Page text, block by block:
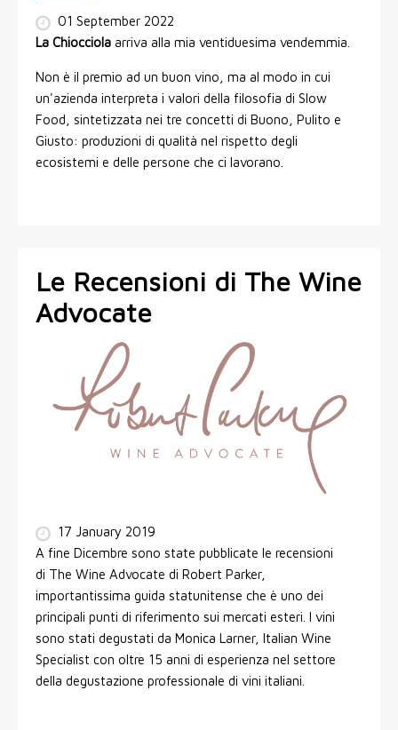
01 September 2022
La Chiocciola arriva alla mia ventiduesima vendemmia.
Non è il premio ad un buon vino, ma al modo in cui
un'azienda interpreta i valori della filosofia di Slow
Food, sintetizzata nei tre concetti di Buono, Pulito e
Giusto: produzioni di qualità nel rispetto degli
ecosistemi e delle persone che ci lavorano.
Le Recensioni di The Wine
Advocate
17 January 2019
A fine Dicembre sono state pubblicate le recensioni
di The Wine Advocate di Robert Parker,
importantissima guida statunitense che è uno dei
principali punti di riferimento sui mercati esteri. I vini
sono stati degustati da Monica Larner, Italian Wine
Specialist con oltre 15 anni di esperienza nel settore
della degustazione professionale di vini italiani.